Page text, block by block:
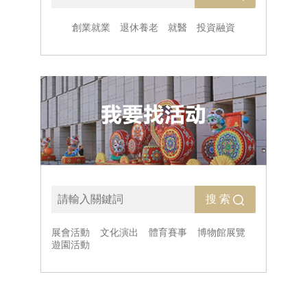
創業就業 退休養老 就醫 投資融資
搜 索
展會活動 文化演出 體育賽事
博物館展覽
遊園活動